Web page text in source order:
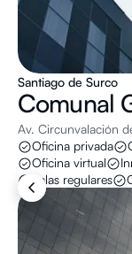
Santiago de Surco
Comunal
Av. Circunvalación
Oficina privada
Oficina virtual
Salas regulares